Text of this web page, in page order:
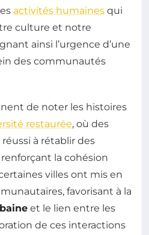
activités humaines qui
culture et notre
ainsi l’urgence d’une
des communautés
de noter les histoires
restaurée, où des
à rétablir des
la cohésion
villes ont mis en
favorisant à la
et le lien entre les
de ces interactions